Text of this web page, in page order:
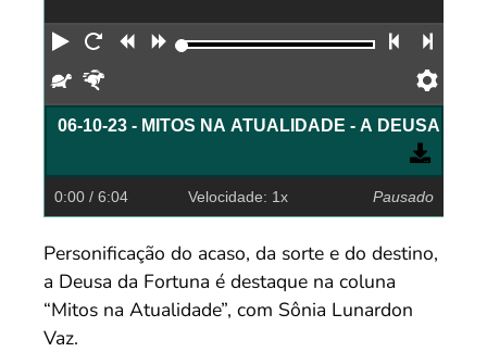
Reproduzir
Reiniciar
Retroceder
Avançar Faixa
Devagar
06-10-23 - MITOS NA ATUALIDADE - A DEUSA DA
0:00 / 6:04 Velocidade: 1x Pausado
Personificação do acaso, da sorte e do destino,
a Deusa da Fortuna é destaque na coluna
“Mitos na Atualidade”, com Sônia Lunardon
Vaz.